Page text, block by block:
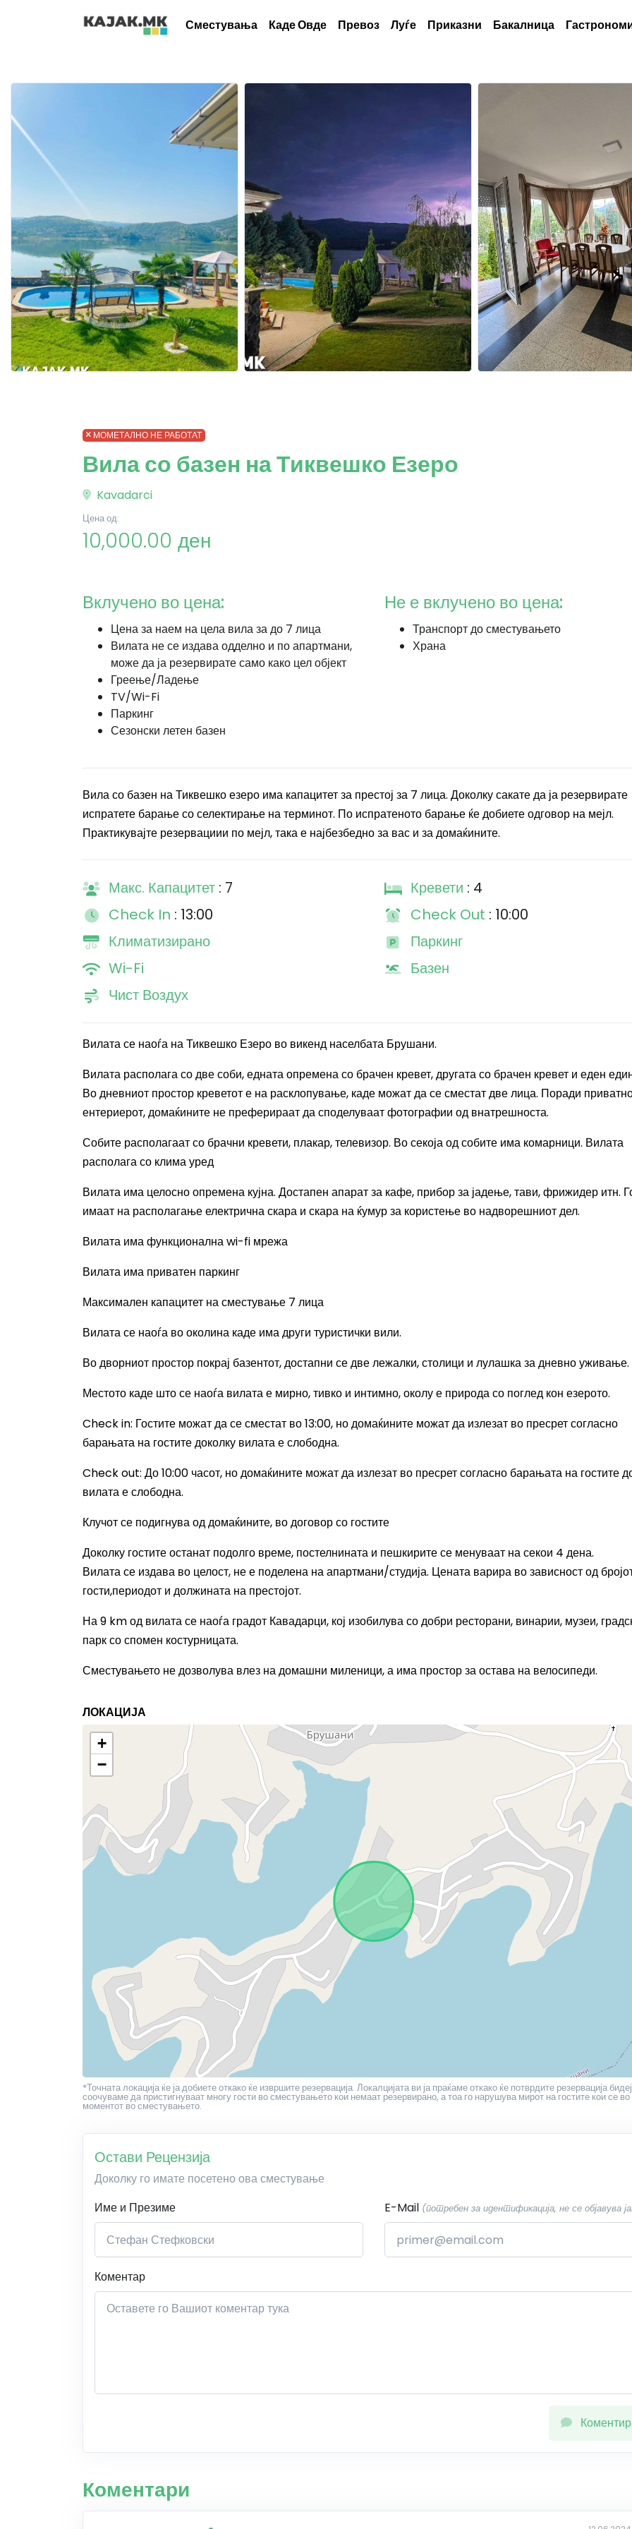
Сместувања Каде Овде Превоз Луѓе Приказни Бакалница
МОМЕТАЛНО НЕ РАБОТАТ
Вила со базен на Тиквешко Езеро
Kavadarci
Цена од:
10,000.00 ден
Вклучено во цена:
Цена за наем на цела вила за до 7 лица
Вилата не се издава одделно и по апартмани,
може да ја резервирате само како цел објект
Греење/Ладење
TV/Wi-Fi
Паркинг
Сезонски летен базен
Не е вклучено во цена:
Транспорт до сместувањето
Храна
Вила со базен на Тиквешко езеро има капацитет за престој за 7 лица. Доколку сакате да ја резервирате
испратете барање со селектирање на терминот. По испратеното барање ќе добиете одговор на мејл.
Практикувајте резервациии по мејл, така е најбезбедно за вас и за домаќините.
Макс. Капацитет : 7 Кревети : 4
Check In : 13:00 Check Out : 10:00
Климатизирано
Паркинг
Wi-Fi
Базен
Чист Воздух
Вилата се наоѓа на Тиквешко Езеро во викенд населбата Брушани.
Вилата располага со две соби, едната опремена со брачен кревет, другата со брачен кревет и еден
Во дневниот простор креветот е на расклопување, каде можат да се сместат две лица. Поради
ентериерот, домаќините не преферираат да споделуваат фотографии од внатрешноста.
Собите располагаат со брачни кревети, плакар, телевизор. Во секоја од собите има комарници. Вилата
располага со клима уред
Вилата има целосно опремена кујна. Достапен апарат за кафе, прибор за јадење, тави, фрижидер итн.
имаат на располагање електрична скара и скара на ќумур за користење во надворешниот дел.
Вилата има функционална wi-fi мрежа
Вилата има приватен паркинг
Максимален капацитет на сместување 7 лица
Вилата се наоѓа во околина каде има други туристички вили.
Во дворниот простор покрај базентот, достапни се две лежалки, столици и лулашка за дневно уживање.
Местото каде што се наоѓа вилата е мирно, тивко и интимно, околу е природа со поглед кон езерото.
Check in: Гостите можат да се сместат во 13:00, но домаќините можат да излезат во пресрет согласно
барањата на гоститедоколку вилата е слободна.
Check out: До10:00 часот, но домаќините можат да излезат во пресрет согласно барањата на гостите
вилата е слободна.
Клучот се подигнува од домаќините, во договор со гостите
Доколку гостите останат подолго време, постелнината и пешкирите се менуваат на секои 4 дена.
Вилата се издава во целост, не е поделена на апартмани/студија. Цената варира во зависност од
гости,периодот и должината на престојот.
На 9 km од вилата се наоѓа градот Кавадарци, кој изобилува со добри ресторани, винарии, музеи,
парк со спомен костурницата.
Сместувањето не дозволува влез на домашни миленици, а има простор за остава на велосипеди.
ЛОКАЦИЈА
+
−
*Точната локација ќе ја добиете откако ќе извршите резервација. Локалцијата ви ја праќаме откако ќе потврдите резервација
соочуваме да пристигнуваат многу гости во сместувањето кои немаат резервирано, а тоа го нарушува мирот на гостите кои се во
моментот во сместувањето.
Остави Рецензија
Доколку го имате посетено ова сместување
Име и Презиме
E-Mail (потребен за идентификација, не се објавува
Коментар
Коментари